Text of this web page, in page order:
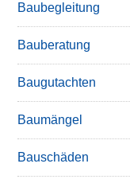
Baubegleitung
Bauberatung
Baugutachten
Baumängel
Bauschäden